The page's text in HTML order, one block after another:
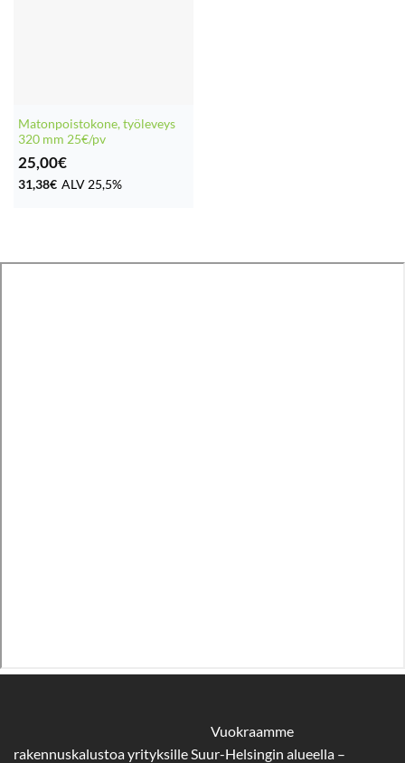
Matonpoistokone, työleveys
320 mm 25€/pv
25,00€
31,38€ ALV 25,5%
Vuokraamme
rakennuskalustoa yrityksille Suur-Helsingin alueella –